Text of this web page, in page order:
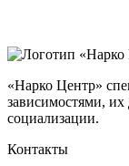
«Нарко Центр»
зависимостями,
социализации.
Контакты